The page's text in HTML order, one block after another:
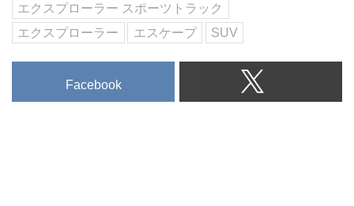
エクスプローラー スポーツトラック
エクスプローラー
エスケープ SUV
Facebook